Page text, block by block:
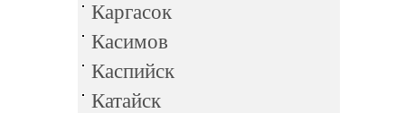
Каргасок
Касимов
Каспийск
Катайск